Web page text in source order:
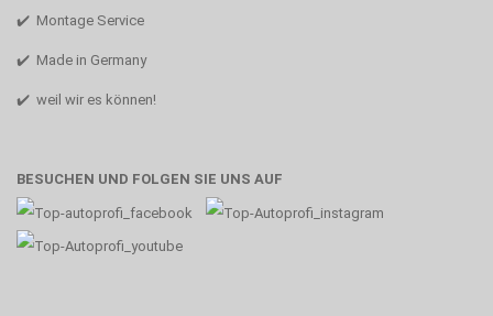
✔️ Montage Service
✔️ Made in Germany
✔️ weil wir es können!
BESUCHEN UND FOLGEN SIE UNS AUF